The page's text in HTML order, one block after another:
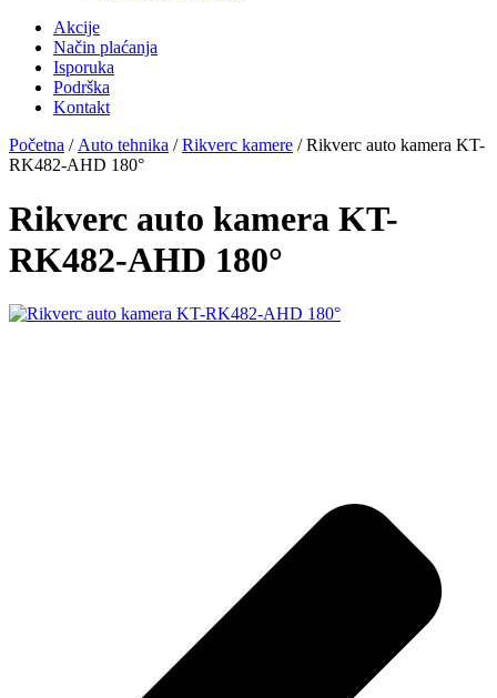
Akcije
Način plaćanja
Isporuka
Podrška
Kontakt
Početna / Auto tehnika /Rikverc kamere / Rikverc auto kamera KT-
RK482-AHD 180°
Rikverc auto kamera KT-
RK482-AHD 180°